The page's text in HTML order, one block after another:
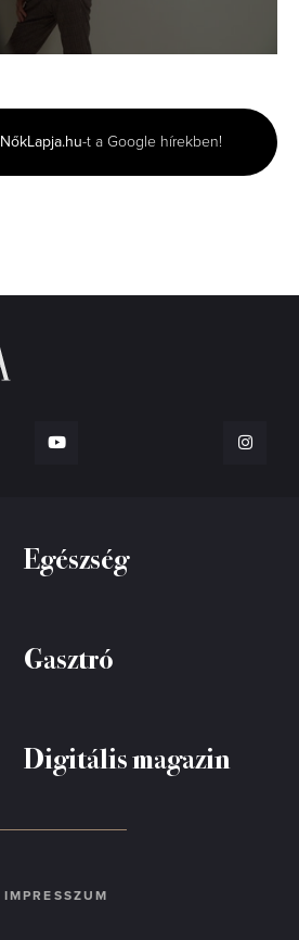
NőkLapja.hu-t a Google hírekben!
Egészség
Gasztró
Digitális magazin
IMPRESSZUM